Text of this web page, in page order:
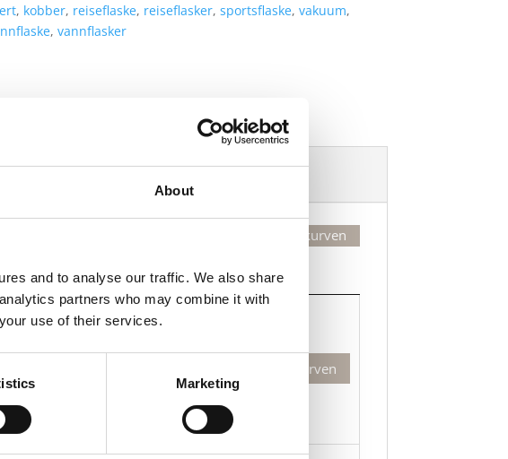
About
and to analyse our traffic. We also share
partners who may combine it with
use of their services.
Marketing
, kobber, reiseflaske, reiseflasker, sportsflaske, vakuum,
, vannflasker
Legg valgte i handlekurven
På lager
Kjøp
På lager Kjøp
-
På
lager
Valhalla
Legg til i handlekurven